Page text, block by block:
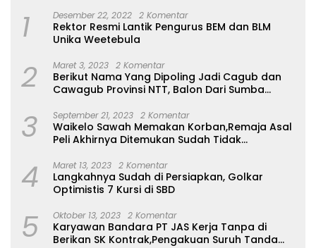
1 Desember 22, 2022 2 Komentar
Rektor Resmi Lantik Pengurus BEM dan BLM
Unika Weetebula
2 Maret 3, 2023 2 Komentar
Berikut Nama Yang Dipoling Jadi Cagub dan
Cawagub Provinsi NTT, Balon Dari Sumba
3 September 21, 2023 2 Komentar
Waikelo Sawah Memakan Korban,Remaja Asal
Peli Akhirnya Ditemukan Sudah Tidak
4 Maret 13, 2023 2 Komentar
Langkahnya Sudah di Persiapkan, Golkar
Optimistis 7 Kursi di SBD
5 Oktober 13, 2023 2 Komentar
Karyawan Bandara PT JAS Kerja Tanpa di
Berikan SK Kontrak,Pengakuan Suruh Tanda